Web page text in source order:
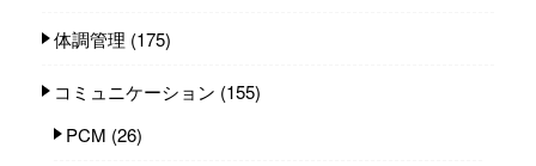
体調管理 (175)
コミュニケーション (155)
PCM (26)